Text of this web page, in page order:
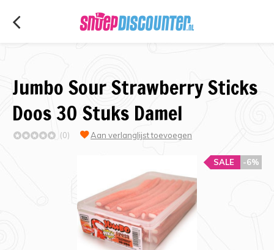
Jumbo Sour Strawberry Sticks
Doos 30 Stuks Damel
(0) Aan verlanglijst toevoegen
-6%
SALE